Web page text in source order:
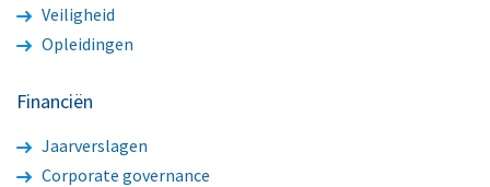
Veiligheid
Opleidingen
Financiën
Jaarverslagen
Corporate governance